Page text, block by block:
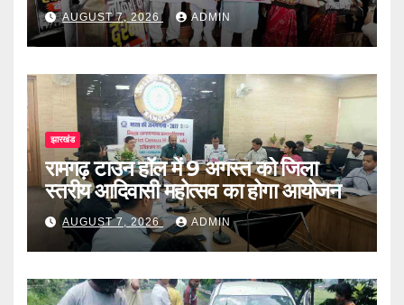
AUGUST 7, 2026 ADMIN
झारखंड
रामगढ़ टाउन हॉल में 9 अगस्त को जिला
स्तरीय आदिवासी महोत्सव का होगा आयोजन
AUGUST 7, 2026 ADMIN